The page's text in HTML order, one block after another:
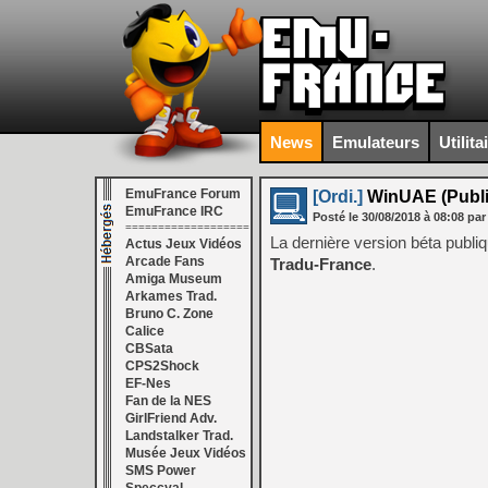
News Emulateurs
EmuFrance Forum
EmuFrance IRC
===================
Actus Jeux Vidéos
Arcade Fans
Amiga Museum
Arkames Trad.
Bruno C. Zone
Calice
CBSata
CPS2Shock
EF-Nes
Fan de la NES
GirlFriend Adv.
Landstalker Trad.
Musée Jeux Vidéos
SMS Power
[Ordi.] WinUAE
Posté le 30/08/2018 à 08:08 par
La dernière version béta
Tradu-France.